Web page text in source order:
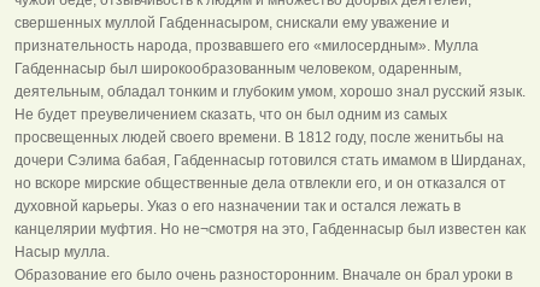
свершенных муллой Габденнасыром, снискали ему уважение и
признательность народа, прозвавшего его «милосердным». Мулла
Габденнасыр был широкообразованным человеком, одаренным,
деятельным, обладал тонким и глубоким умом, хорошо знал русский язык.
Не будет преувеличением сказать, что он был одним из самых
просвещенных людей своего времени. В 1812 году, после женитьбы на
дочери Сэлима бабая, Габденнасыр готовился стать имамом в Ширданах,
но вскоре мирские общественные дела отвлекли его, и он отказался от
духовной карьеры. Указ о его назначении так и остался лежать в
канцелярии муфтия. Но не¬смотря на это, Габденнасыр был известен как
Насыр мулла.
Образование его было очень разносторонним. Вначале он брал уроки в